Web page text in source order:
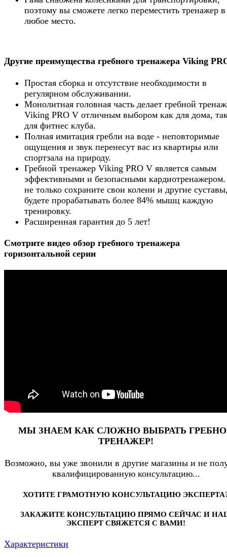
поэтому вы сможете легко переместить тренажер в
любое место.
Другие преимущества гребного тренажера Viking
Простая сборка и отсутствие необходимости в
регулярном обслуживании.
Монолитная головная часть делает гребной
Viking PRO V отличным выбором как для дома,
для фитнес клуба.
Полная имитация гребли на воде - неповторимые
ощущения и звук перенесут вас из квартиры или
спортзала на природу.
Гребной тренажер Viking PRO V является самым
эффективными и безопасными
не только сохраните свои колени и другие
будете прорабатывать более 84% мышц каждую
тренировку.
Расширенная гарантия до 5 лет!
Смотрите видео обзор гребного тренажера
горизонтальной серии
МЫ ЗНАЕМ КАК СЛОЖНО ВЫБРАТЬ
ТРЕНАЖЕР!
Возможно, вы уже звонили в другие магазины и не
квалифицированную консультацию...
ХОТИТЕ ГРАМОТНУЮ КОНСУЛЬТАЦИЮ
ЗАКАЖИТЕ КОНСУЛЬТАЦИЮ ПРЯМО СЕЙЧАС И
ЭКСПЕРТ СВЯЖЕТСЯ С ВАМИ!
Характеристики